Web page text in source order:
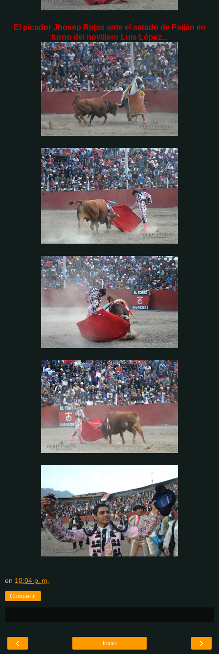
El picador Jhosep Rojas ante el astado de Paiján en
turno del novillero Luis López...
en 10:04 p. m.
Compartir
‹ ›
Inicio